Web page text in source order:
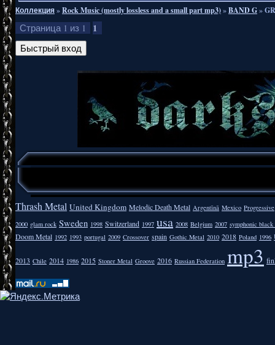
Коллекция»Rock Music (mostly lossless and a small part mp3)»BAND G»
Страница 1 из 1 1
Thrash Metal United Kingdom Melodic Death Metal Argentīnā Mexico Progressive
2000 glam rock Sweden 1998 Switzerland 1997 usa 2008 Belgium 2007 symphonic
Doom Metal 1992 1993 portugal 2009 Crossover spain Gothic Metal 2010 2018 Poland 1996
2013 Chile 2014 1986 2015 Stoner Metal Groove 2016 Russian Federation mp3